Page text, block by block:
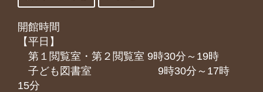
開館時間
【平日】
第１閲覧室・第２閲覧室 9時30分～19時
子ども図書室 9時30分～17時
15分